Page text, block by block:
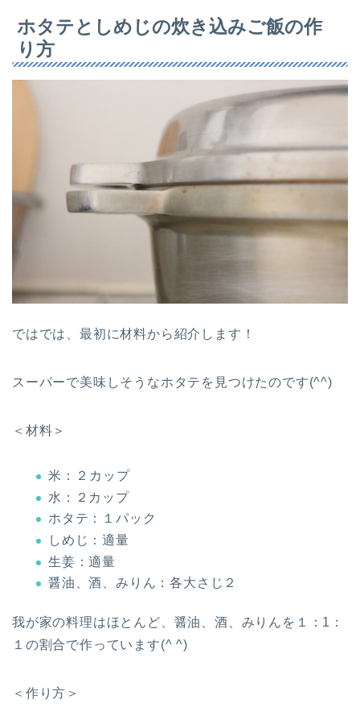
ホタテとしめじの炊き込みご飯の作
り方
ではでは、最初に材料から紹介します！
スーパーで美味しそうなホタテを見つけたのです(^^)
＜材料＞
米：２カップ
水：２カップ
ホタテ：１パック
しめじ：適量
生姜：適量
醤油、酒、みりん：各大さじ２
我が家の料理はほとんど、醤油、酒、みりんを１：1：
１の割合で作っています(^ ^)
＜作り方＞